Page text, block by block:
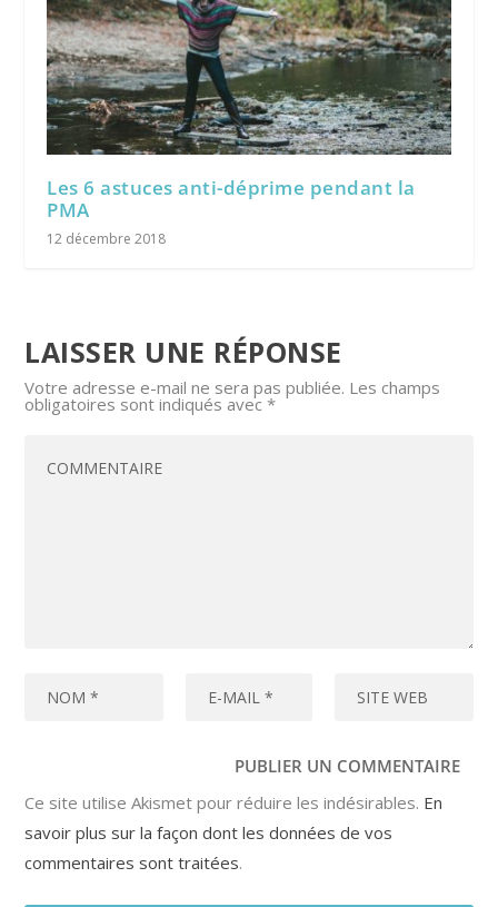
Les 6 astuces anti-déprime pendant la
PMA
12 décembre 2018
LAISSER UNE RÉPONSE
Votre adresse e-mail ne sera pas publiée. Les champs
obligatoires sont indiqués avec*
Ce site utilise Akismet pour réduire les indésirables. En
savoir plus sur la façon dont les données de vos
commentaires sont traitées.